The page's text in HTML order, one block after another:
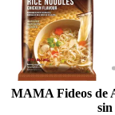
MAMA Fideos de
sin